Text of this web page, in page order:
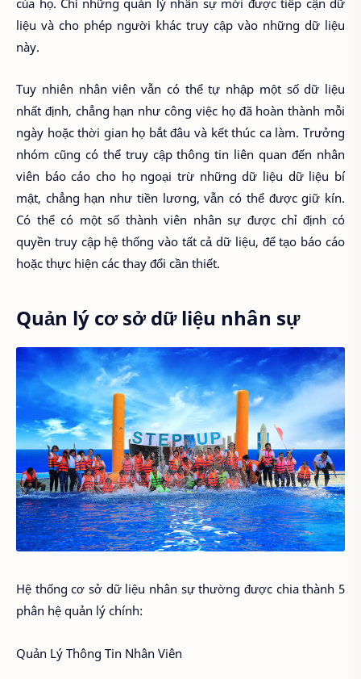
liệu và cho phép người khác truy cập vào những dữ liệu
này.
Tuy nhiên nhân viên vẫn có thể tự nhập một số dữ liệu
nhất định, chẳng hạn như công việc họ đã hoàn thành mỗi
ngày hoặc thời gian họ bắt đâu và kết thúc ca làm. Trưởng
nhóm cũng có thể truy cập thông tin liên quan đến nhân
viên báo cáo cho họ ngoại trừ những dữ liệu dữ liệu bí
mật, chẳng hạn như tiền lương, vẫn có thể được giữ kín.
Có thể có một số thành viên nhân sự được chỉ định có
quyền truy cập hệ thống vào tất cả dữ liệu, để tạo báo cáo
hoặc thực hiện các thay đổi cần thiết.
Quản lý cơ sở dữ liệu nhân sự
Hệ thống cơ sở dữ liệu nhân sự thường được chia thành 5
phân hệ quản lý chính:
Quản Lý Thông Tin Nhân Viên